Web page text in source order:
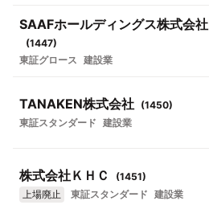
SAAFホールディングス株式会社
(1447)
東証グロース 建設業
TANAKEN株式会社 (1450)
東証スタンダード 建設業
株式会社ＫＨＣ (1451)
上場廃止
東証スタンダード 建設業